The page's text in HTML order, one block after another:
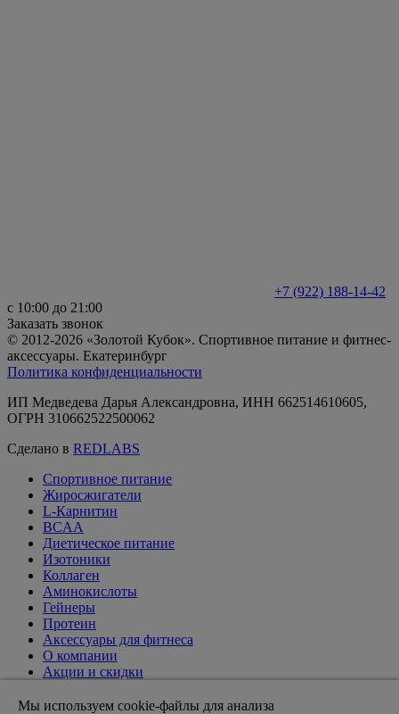
+7 (922) 188-14-42
с 10:00 до 21:00
Заказать звонок
© 2012-2026 «Золотой Кубок». Спортивное питание и фитнес-
аксессуары. Екатеринбург
Политика конфиденциальности
ИП Медведева Дарья Александровна, ИНН 662514610605,
ОГРН 310662522500062
Сделано в REDLABS
Спортивное питание
Жиросжигатели
L-Карнитин
BCAA
Диетическое питание
Изотоники
Коллаген
Аминокислоты
Гейнеры
Протеин
Аксессуары для фитнеса
О компании
Акции и скидки
Доставка и оплата
Мы используем cookie-файлы для анализа